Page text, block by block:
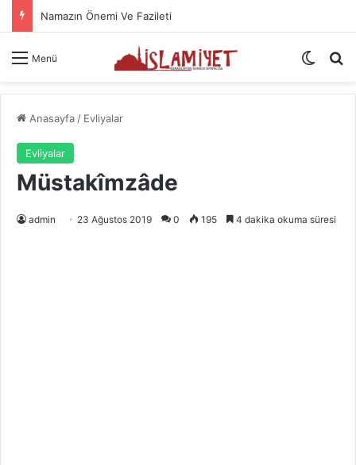
Hastaya Şifa İçin Okunacak Dualar
Menü Dış
Anasayfa/ Evliyalar
Evliyalar
Müstakîmzâde
admin 23 Ağustos 2019 0 195 4 dakika okuma süresi